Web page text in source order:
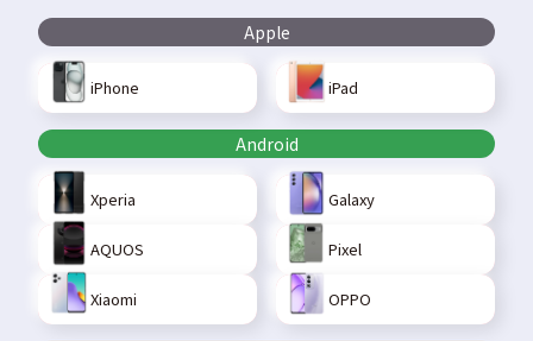
Apple
iPhone iPad
Android
Xperia Galaxy
AQUOS Pixel
Xiaomi OPPO